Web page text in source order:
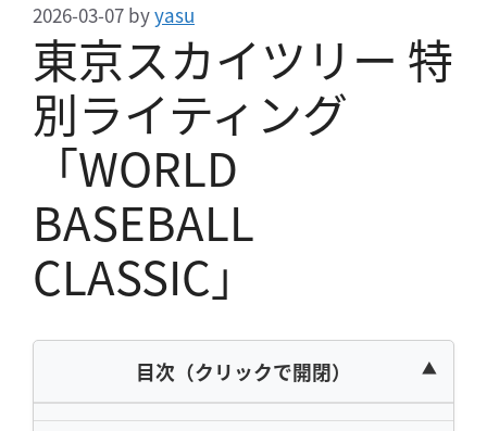
東京スカイツリー 特
別ライティング
「WORLD
BASEBALL
CLASSIC」
2026-03-07 byyasu
目次（クリックで開閉）